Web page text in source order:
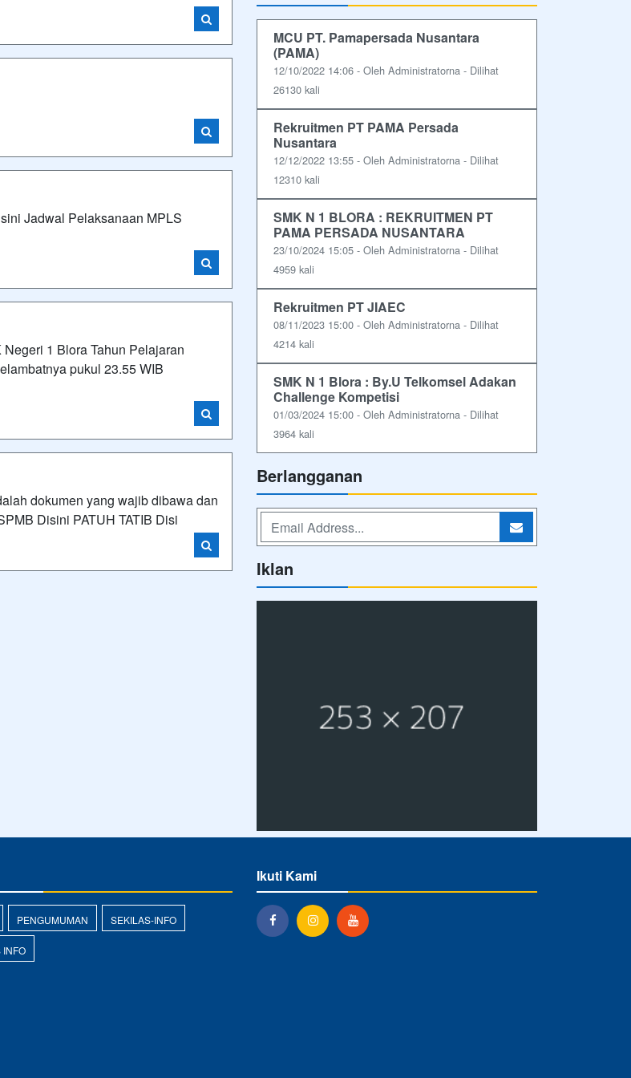
Jadwal Pelaksanaan MPLS
1 Blora Tahun Pelajaran
pukul 23.55 WIB
dokumen yang wajib dibawa dan
Disini PATUH TATIB Disi
MCU PT. Pamapersada Nusantara
(PAMA)
12/10/2022 14:06 - Oleh Administratorna - Dilihat
26130 kali
Rekruitmen PT PAMA Persada
Nusantara
12/12/2022 13:55 - Oleh Administratorna - Dilihat
12310 kali
SMK N 1 BLORA : REKRUITMEN PT
PAMA PERSADA NUSANTARA
23/10/2024 15:05 - Oleh Administratorna - Dilihat
4959 kali
Rekruitmen PT JIAEC
08/11/2023 15:00 - Oleh Administratorna - Dilihat
4214 kali
SMK N 1 Blora : By.U Telkomsel Adakan
Challenge Kompetisi
01/03/2024 15:00 - Oleh Administratorna - Dilihat
3964 kali
Berlangganan
Iklan
PENGUMUMAN SEKILAS-INFO
INFO
Ikuti Kami